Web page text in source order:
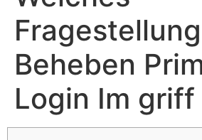
Fragestellung
Beheben
Login Im griff